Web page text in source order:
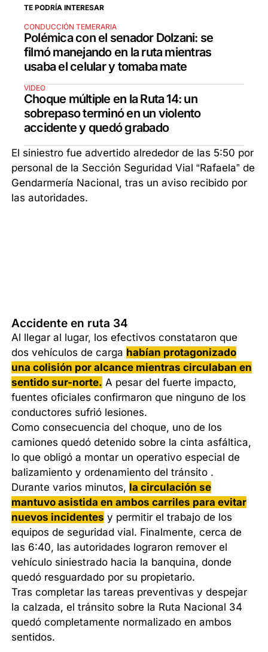
TE PODRÍA INTERESAR
CONDUCCIÓN TEMERARIA
Polémica con el senador Dolzani: se
filmó manejando en la ruta mientras
usaba el celular y tomaba mate
VIDEO
Choque múltiple en la Ruta 14: un
sobrepaso terminó en un violento
accidente y quedó grabado
El siniestro fue advertido alrededor de las 5:50 por
personal de la Sección Seguridad Vial “Rafaela” de
Gendarmería Nacional, tras un aviso recibido por
las autoridades.
Accidente en ruta 34
Al llegar al lugar, los efectivos constataron que
dos vehículos de carga habían protagonizado
una colisión por alcance mientras circulaban en
sentido sur-norte. A pesar del fuerte impacto,
fuentes oficiales confirmaron que ninguno de los
conductores sufrió lesiones.
Como consecuencia del choque, uno de los
camiones quedó detenido sobre la cinta asfáltica,
lo que obligó a montar un operativo especial de
balizamiento y ordenamiento del tránsito .
Durante varios minutos, la circulación se
mantuvo asistida en ambos carriles para evitar
nuevos incidentes y permitir el trabajo de los
equipos de seguridad vial. Finalmente, cerca de
las 6:40, las autoridades lograron remover el
vehículo siniestrado hacia la banquina, donde
quedó resguardado por su propietario.
Tras completar las tareas preventivas y despejar
la calzada, el tránsito sobre la Ruta Nacional 34
quedó completamente normalizado en ambos
sentidos.